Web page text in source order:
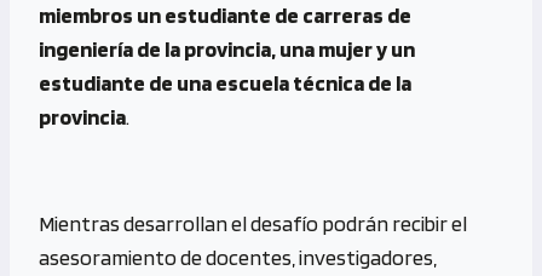
miembros un estudiante de carreras de
ingeniería de la provincia, una mujer y un
estudiante de una escuela técnica de la
provincia.
Mientras desarrollan el desafío podrán recibir el
asesoramiento de docentes, investigadores,